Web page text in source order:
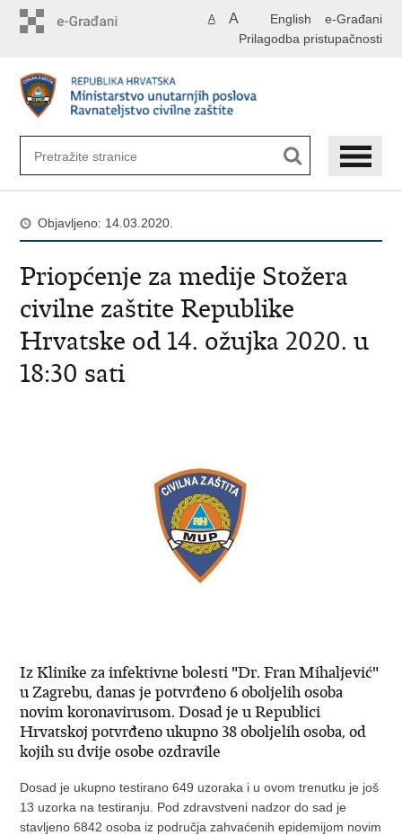
English e-Građani
A A
Prilagodba pristupačnosti
Objavljeno: 14.03.2020.
Priopćenje za medije Stožera
civilne zaštite Republike
Hrvatske od 14. ožujka 2020. u
18:30 sati
Iz Klinike za infektivne bolesti "Dr. Fran Mihaljević"
u Zagrebu, danas je potvrđeno 6 oboljelih osoba
novim koronavirusom. Dosad je u Republici
Hrvatskoj potvrđeno ukupno 38 oboljelih osoba, od
kojih su dvije osobe ozdravile
Dosad je ukupno testirano 649 uzoraka i u ovom trenutku je još
13 uzorka na testiranju. Pod zdravstveni nadzor do sad je
stavljeno 6842 osoba iz područja zahvaćenih epidemijom novim